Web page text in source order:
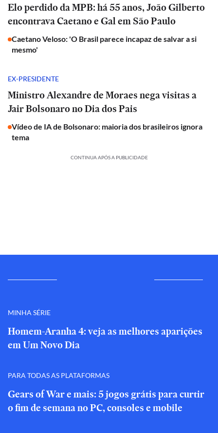
Elo perdido da MPB: há 55 anos, João Gilberto
encontrava Caetano e Gal em São Paulo
Caetano Veloso: 'O Brasil parece incapaz de salvar a si
mesmo'
EX-PRESIDENTE
Ministro Alexandre de Moraes nega visitas a
Jair Bolsonaro no Dia dos Pais
Vídeo de IA de Bolsonaro: maioria dos brasileiros ignora
tema
CONTINUA APÓS A PUBLICIDADE
MINHA SÉRIE
Homem-Aranha 4: veja as melhores aparições
em Um Novo Dia
PARA TODAS AS PLATAFORMAS
Gears of War e mais: 5 jogos grátis para curtir
o fim de semana no PC, consoles e mobile